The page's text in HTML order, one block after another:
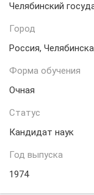
Челябинский
Город
Россия,
Форма обучения
Очная
Статус
Кандидат наук
Год выпуска
1974